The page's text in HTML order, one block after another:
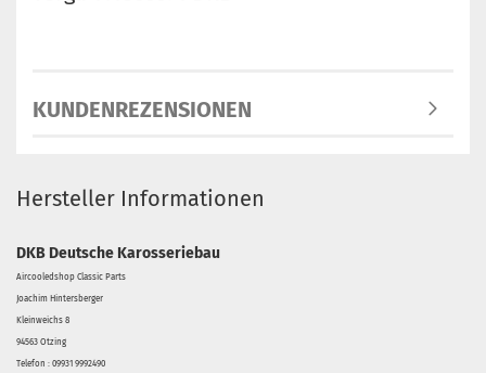
KUNDENREZENSIONEN
Hersteller Informationen
DKB Deutsche Karosseriebau
Aircooledshop Classic Parts
Joachim Hintersberger
Kleinweichs 8
94563 Otzing
Telefon : 09931 9992490